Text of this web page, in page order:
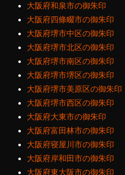
大阪府和泉市の御朱印
大阪府四條畷市の御朱印
大阪府堺市中区の御朱印
大阪府堺市北区の御朱印
大阪府堺市南区の御朱印
大阪府堺市堺区の御朱印
大阪府堺市美原区の御朱印
大阪府堺市西区の御朱印
大阪府大東市の御朱印
大阪府富田林市の御朱印
大阪府寝屋川市の御朱印
大阪府岸和田市の御朱印
大阪府東大阪市の御朱印